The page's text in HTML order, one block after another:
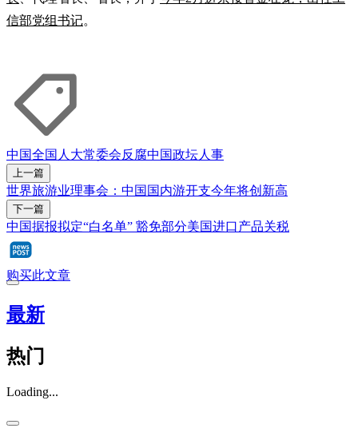
信部党组书记。
中国全国人大常委会反腐中国政坛人事
上一篇
世界旅游业理事会：中国国内游开支今年将创新高
下一篇
中国据报拟定“白名单” 豁免部分美国进口产品关税
购买此文章
最新
热门
Loading...